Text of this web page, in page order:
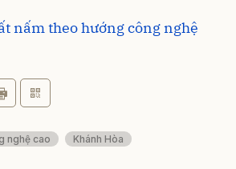
nấm theo hướng công nghệ
nghệ cao Khánh Hòa